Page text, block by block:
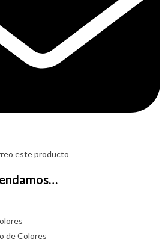
este producto